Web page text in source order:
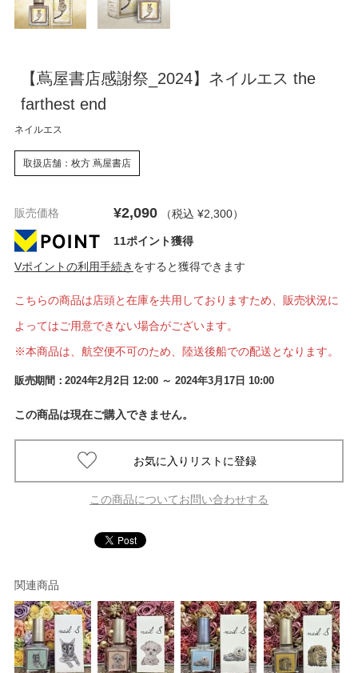
【蔦屋書店感謝祭_2024】ネイルエス the
farthest end
ネイルエス
取扱店舗：枚方 蔦屋書店
販売価格 ¥2,090 （税込 ¥2,300）
11ポイント獲得
Vポイントの利用手続き をすると獲得できます
こちらの商品は店頭と在庫を共用しておりますため、販売状況に
よってはご用意できない場合がございます。
※本商品は、航空便不可のため、陸送後船での配送となります。
販売期間：2024年2月2日 12:00 ～ 2024年3月17日 10:00
この商品は現在ご購入できません。
この商品についてお問い合わせする
関連商品